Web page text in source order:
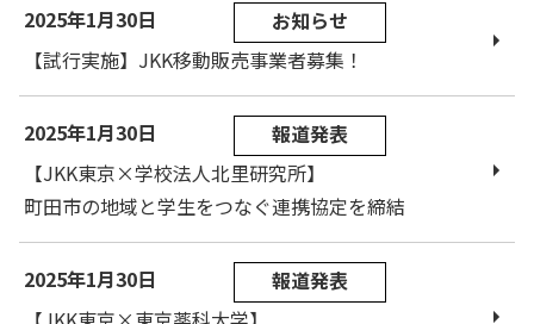
2025年1月30日
お知らせ
【試行実施】JKK移動販売事業者募集！
2025年1月30日
報道発表
【JKK東京×学校法人北里研究所】
町田市の地域と学生をつなぐ連携協定を締結
2025年1月30日
報道発表